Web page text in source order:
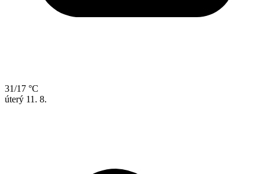
31/17 °C
úterý 11. 8.